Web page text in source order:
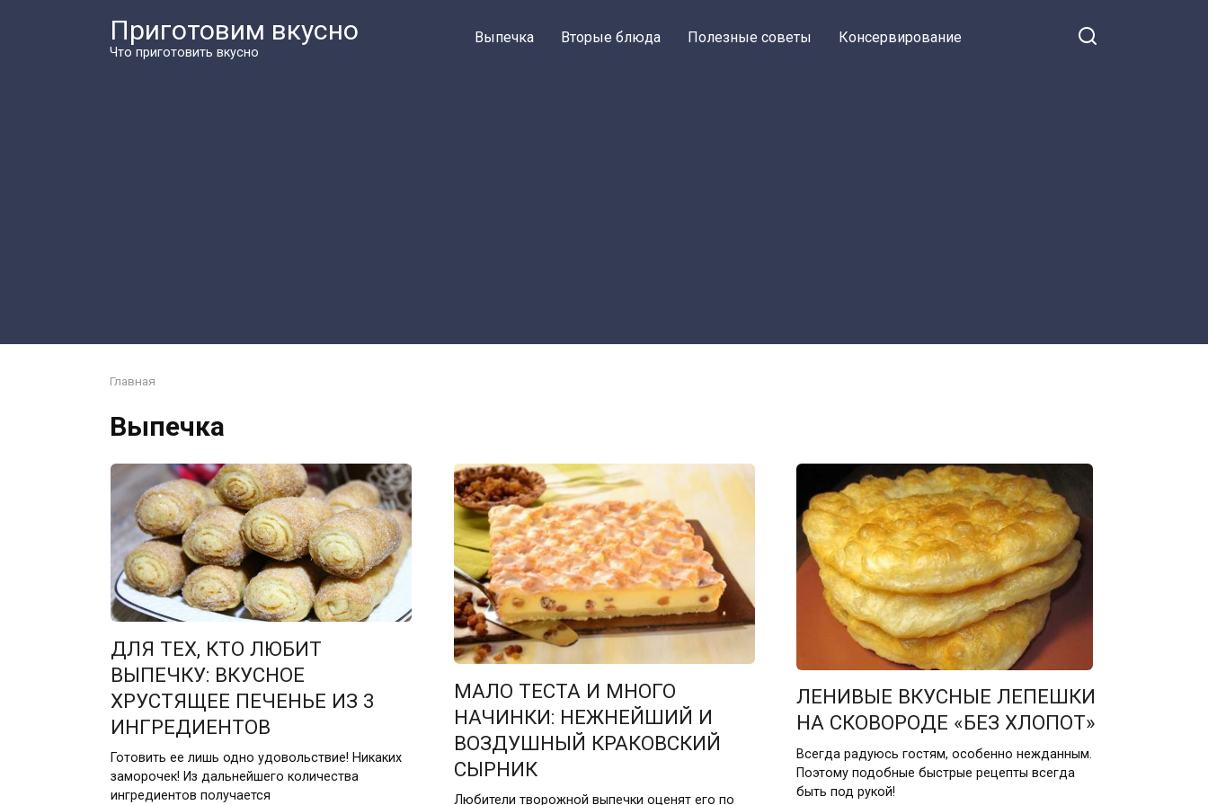
Приготовим вкусно
Что приготовить вкусно
Выпечка Вторые блюда Полезные советы Консервирование
Главная
Выпечка
ДЛЯ ТЕХ, КТО ЛЮБИТ
ВЫПЕЧКУ: ВКУСНОЕ
ХРУСТЯЩЕЕ ПЕЧЕНЬЕ ИЗ 3
ИНГРЕДИЕНТОВ
Готовить ее лишь одно удовольствие! Никаких
заморочек! Из дальнейшего количества
ингредиентов получается
МАЛО ТЕСТА И МНОГО
НАЧИНКИ: НЕЖНЕЙШИЙ И
ВОЗДУШНЫЙ КРАКОВСКИЙ
СЫРНИК
Любители творожной выпечки оценят его по
ЛЕНИВЫЕ ВКУСНЫЕ ЛЕПЕШКИ
НА СКОВОРОДЕ «БЕЗ ХЛОПОТ»
Всегда радуюсь гостям, особенно нежданным.
Поэтому подобные быстрые рецепты всегда
быть под рукой!